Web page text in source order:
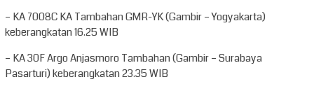
– KA 7008C KA Tambahan GMR-YK (Gambir – Yogyakarta)
keberangkatan 16.25 WIB
– KA 30F Argo Anjasmoro Tambahan (Gambir – Surabaya
Pasarturi) keberangkatan 23.35 WIB